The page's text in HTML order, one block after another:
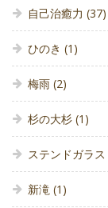
自己治癒力 (37)
ひのき (1)
梅雨 (2)
杉の大杉 (1)
ステンドガラス
新滝 (1)